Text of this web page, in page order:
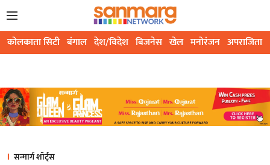
कोलकाता सिटी बंगाल देश/विदेश बिजनेस खेल मनोरंजन अपराजिता
सन्मार्ग शॉर्ट्स